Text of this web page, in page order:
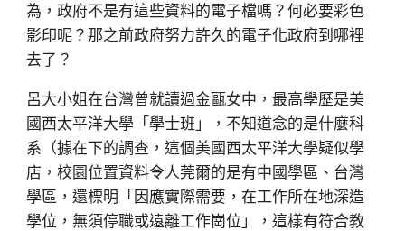
為，政府不是有這些資料的電子檔嗎？何必要彩色
影印呢？那之前政府努力許久的電子化政府到哪裡
去了？
呂大小姐在台灣曾就讀過金甌女中，最高學歷是美
國西太平洋大學「學士班」，不知道念的是什麼科
系（據在下的調查，這個美國西太平洋大學疑似學
店，校園位置資料令人莞爾的是有中國學區、台灣
學區，還標明「因應實際需要，在工作所在地深造
學位，無須停職或遠離工作崗位」，這樣有符合教